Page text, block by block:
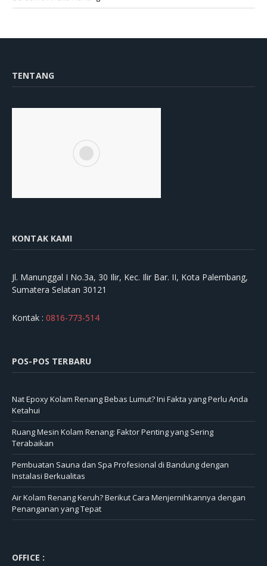
TENTANG
KONTAK KAMI
Jl. Manunggal I No.3a, 30 Ilir, Kec. Ilir Bar. II, Kota Palembang,
Sumatera Selatan 30121
Kontak : 0816-773-514
POS-POS TERBARU
Nat Epoxy Kolam Renang Bebas Lumut? Ini Fakta yang Perlu Anda
Ketahui
Ruang Mesin Kolam Renang: Faktor Penting yang Sering
Terabaikan
Pembuatan Sauna dan Spa Profesional di Bandung dengan
Instalasi Berkualitas
Air Kolam Renang Keruh? Berikut Cara Menjernihkannya dengan
Penanganan yang Tepat
OFFICE :